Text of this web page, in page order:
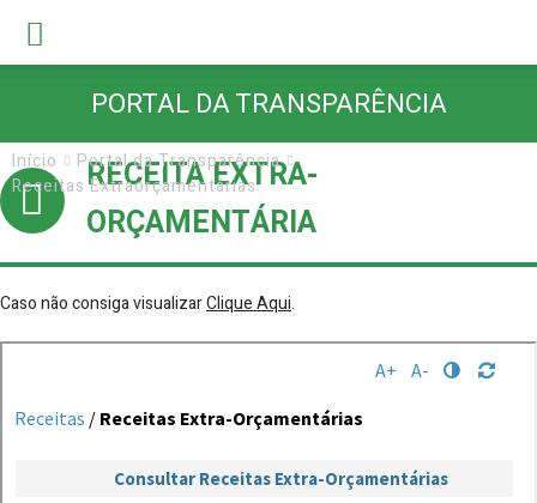
PORTAL DA TRANSPARÊNCIA
Início
Portal da Transparência
Receitas Extraorçamentárias
RECEITA EXTRA-
ORÇAMENTÁRIA
Caso não consiga visualizarClique Aqui.